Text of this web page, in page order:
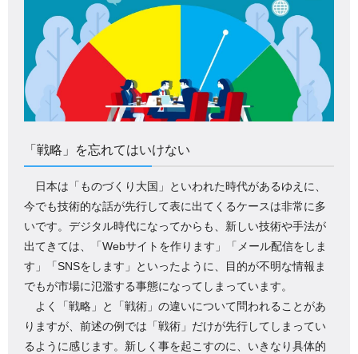
「戦略」を忘れてはいけない
日本は「ものづくり大国」といわれた時代があるゆえに、
今でも技術的な話が先行して表に出てくるケースは非常に多
いです。デジタル時代になってからも、新しい技術や手法が
出てきては、「Webサイトを作ります」「メール配信をしま
す」「SNSをします」といったように、目的が不明な情報ま
でもが市場に氾濫する事態になってしまっています。
よく「戦略」と「戦術」の違いについて問われることがあ
りますが、前述の例では「戦術」だけが先行してしまってい
るように感じます。新しく事を起こすのに、いきなり具体的